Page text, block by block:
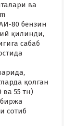
ва
80 бензин
қилинди,
сабаб
қолган
55 тн)
сотиб